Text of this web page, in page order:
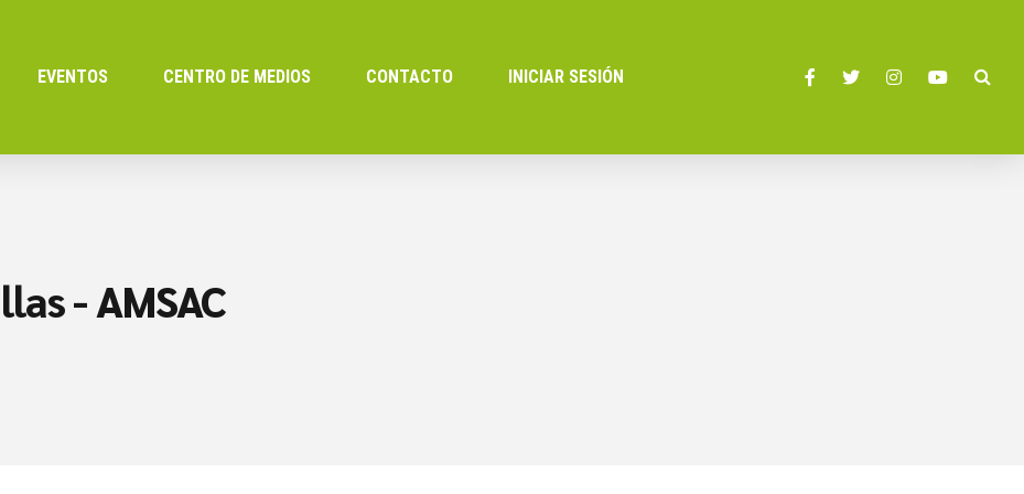
EVENTOS CENTRO DE MEDIOS CONTACTO INICIAR SESIÓN
- AMSAC